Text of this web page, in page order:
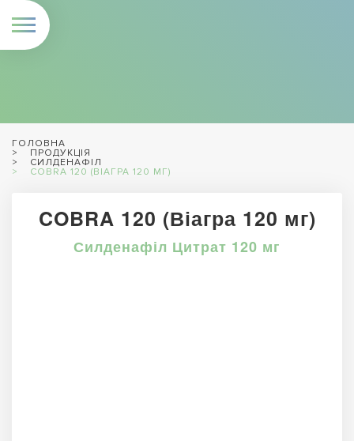
ГОЛОВНА
ПРОДУКЦІЯ
СИЛДЕНАФІЛ
COBRA 120 (ВІАГРА 120 МГ)
COBRA 120 (Віагра 120 мг)
Силденафіл Цитрат 120 мг